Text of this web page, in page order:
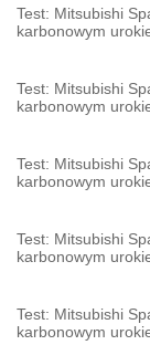
Test: Mitsubishi
karbonowym
Test: Mitsubishi
karbonowym
Test: Mitsubishi
karbonowym
Test: Mitsubishi
karbonowym
Test: Mitsubishi
karbonowym